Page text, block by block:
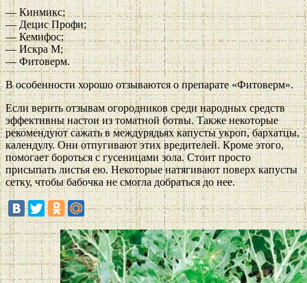
— Кинмикс;
— Децис Профи;
— Кемифос;
— Искра М;
— Фитоверм.
В особенности хорошо отзываются о препарате «Фитоверм».
Если верить отзывам огородников среди народных средств
эффективны настои из томатной ботвы. Также некоторые
рекомендуют сажать в междурядьях капусты укроп, бархатцы,
календулу. Они отпугивают этих вредителей. Кроме этого,
помогает бороться с гусеницами зола. Стоит просто
присыпать листья ею. Некоторые натягивают поверх капусты
сетку, чтобы бабочка не смогла добраться до нее.